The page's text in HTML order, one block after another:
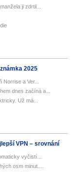
ji zdrtil...
2025
Norrise a Ver...
dnes začíná a...
Už má...
VPN – srovnání
vyčistí...
osm minut....